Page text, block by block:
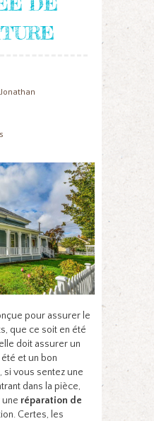
Jonathan
pour assurer le
que ce soit en été
doit assurer un
et un bon
si vous sentez une
dans la pièce,
une réparation de
Certes, les